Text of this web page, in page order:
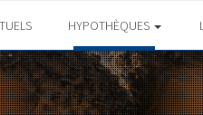
HYPOTHÈQUES